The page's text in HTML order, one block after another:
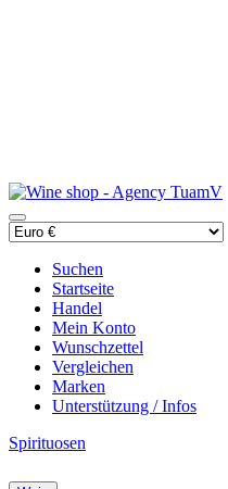
Suchen
Startseite
Handel
Mein Konto
Wunschzettel
Vergleichen
Marken
Unterstützung / Infos
Spirituosen